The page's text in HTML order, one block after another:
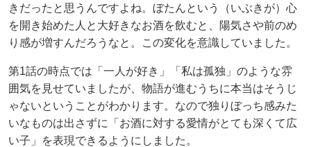
きだったと思うんですよね。ぼたんという（いぶきが）心
を開き始めた人と大好きなお酒を飲むと、陽気さや前のめ
り感が増すんだろうなと。この変化を意識していました。
第1話の時点では「一人が好き」「私は孤独」のような雰
囲気を見せていましたが、物語が進むうちに本当はそうじ
ゃないということがわかります。なので独りぼっち感みた
いなものは出さずに「お酒に対する愛情がとても深くて広
い子」を表現できるようにしました。